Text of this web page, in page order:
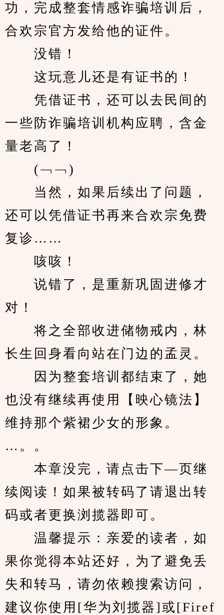
功，完成整套情感诈骗培训后，
合欢宗官方发给他的证件。
没错！
这玩意儿还是有证书的！
凭借证书，还可以去民间的
一些防诈骗培训机构应聘，含金
量老高了！
(﹁﹁)
当然，如果后续出了问题，
还可以凭借证书再来合欢宗免费
复诊……
咳咳！
说错了，是重新巩固进修才
对！
将之全部收进储物戒内，林
长生回身看向站在门边的孟灵。
因为整套培训都结束了，她
也没有继续再使用【映心镜法】
维持那个紫裙少女的形象。
…。。
本章没完，请点击下—页继
续阅读！如果被转码了请退出转
码或者更换浏揽器即可。
温馨提示：亲爱的读者，如
果你觉得本站还好，为了避免丢
失和转马，请勿依赖搜索访问，
建议你使用[华为刘揽器]或[Firef